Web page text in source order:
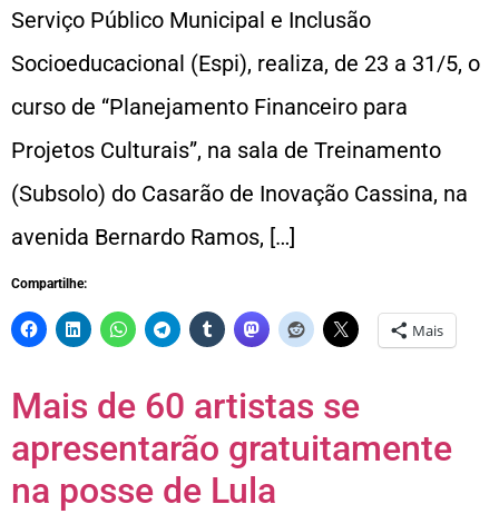
Serviço Público Municipal e Inclusão
Socioeducacional (Espi), realiza, de 23 a 31/5, o
curso de “Planejamento Financeiro para
Projetos Culturais”, na sala de Treinamento
(Subsolo) do Casarão de Inovação Cassina, na
avenida Bernardo Ramos, […]
Compartilhe:
Mais
Mais de 60 artistas se
apresentarão gratuitamente
na posse de Lula